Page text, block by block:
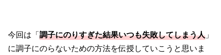
今回は「調子にのりすぎた結果いつも失敗してしまう人 」
に調子にのらないための方法を伝授していこうと思いま